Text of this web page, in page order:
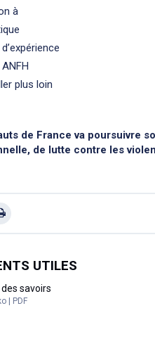
à
plus loin
de France va poursuivre
de lutte contre les
UTILES
savoirs
| PDF